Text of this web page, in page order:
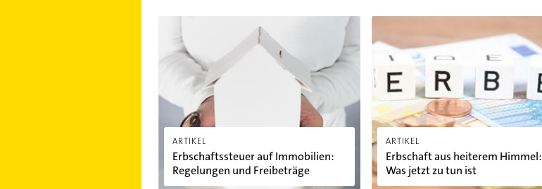
ARTIKEL
Erbschaftssteuer auf Immobilien:
Regelungen und Freibeträge
Erbschaftssteuer auf Immobilien: Regelungen und Freibeträge
ARTIKEL
Erbschaft aus heiterem Himmel:
Was jetzt zu tun ist